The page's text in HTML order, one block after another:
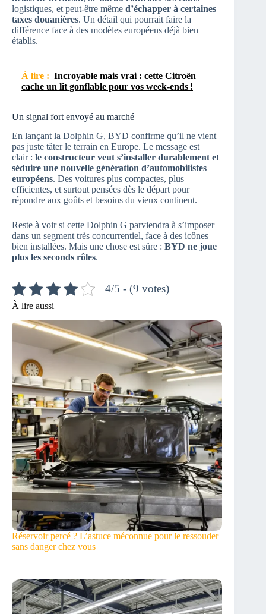
logistiques, et peut-être même d’échapper à certaines
taxes douanières. Un détail qui pourrait faire la
différence face à des modèles européens déjà bien
établis.
À lire : Incroyable mais vrai : cette Citroën
cache un lit gonflable pour vos week-ends !
Un signal fort envoyé au marché
En lançant la Dolphin G, BYD confirme qu’il ne vient
pas juste tâter le terrain en Europe. Le message est
clair : le constructeur veut s’installer durablement et
séduire une nouvelle génération d’automobilistes
européens. Des voitures plus compactes, plus
efficientes, et surtout pensées dès le départ pour
répondre aux goûts et besoins du vieux continent.
Reste à voir si cette Dolphin G parviendra à s’imposer
dans un segment très concurrentiel, face à des icônes
bien installées. Mais une chose est sûre : BYD ne joue
plus les seconds rôles.
4/5 - (9 votes)
À lire aussi
Réservoir percé ? L’astuce méconnue pour le ressouder
sans danger chez vous